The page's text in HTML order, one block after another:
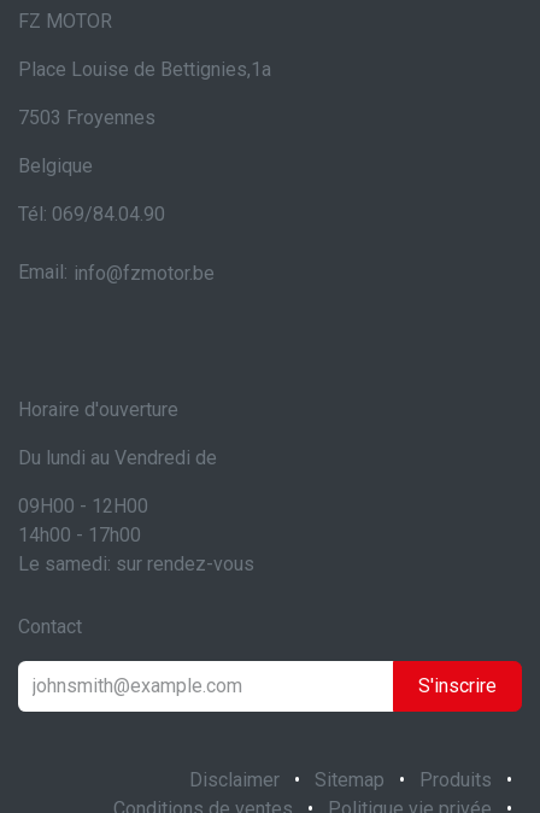
FZ MOTOR
Place Louise de Bettignies,1a
7503 Froyennes
Belgique
Tél: 069/84.04.90
Email: info@fzmotor.be
Horaire d'ouverture
Du lundi au Vendredi de
09H00 - 12H00
14h00 - 17h00
Le samedi: sur rendez-vous
Contact
S'inscrire
Disclaimer • Sitemap • Produits
•